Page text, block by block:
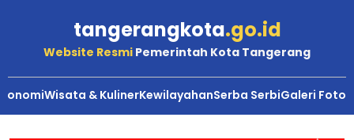
tangerangkota.go.id
Website Resmi Pemerintah Kota Tangerang
Wisata & KulinerKewilayahanSerba SerbiGaleri Foto